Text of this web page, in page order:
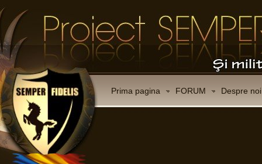
Prima pagina FORUM Despre noi